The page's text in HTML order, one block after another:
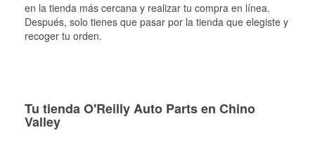
en la tienda más cercana y realizar tu compra en línea.
Después, solo tienes que pasar por la tienda que elegiste y
recoger tu orden.
Tu tienda O'Reilly Auto Parts en Chino
Valley